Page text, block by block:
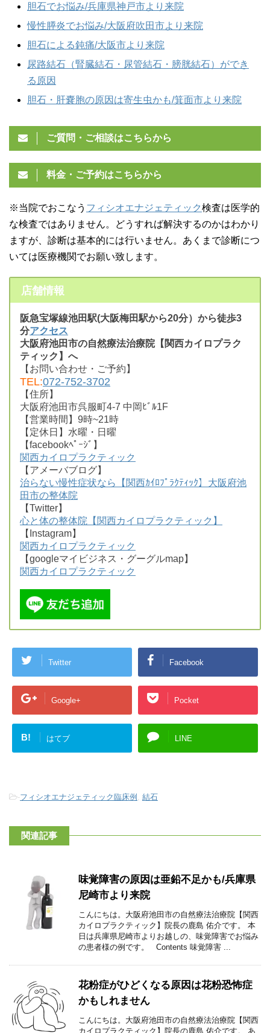
胆石でお悩み/兵庫県神戸市より来院
慢性膵炎でお悩み/大阪府吹田市より来院
胆石による鈍痛/大阪市より来院
尿路結石（腎臓結石・尿管結石・膀胱結石）ができ
る原因
胆石・肝嚢胞の原因は寄生虫かも/箕面市より来院
ご質問・ご相談はこちらから
料金・ご予約はこちらから
※当院でおこなう フィシオエナジェティック検査は医学的
な検査ではありません。どうすれば解決するのかはわかり
ますが、診断は基本的には行いません。あくまで診断につ
いては医療機関でお願い致します。
店舗情報
阪急宝塚線池田駅(大阪梅田駅から20分）から徒歩3
分アクセス
大阪府池田市の自然療法治療院【関西カイロプラク
ティック】へ
【お問い合わせ・ご予約】
TEL:072-752-3702
【住所】
大阪府池田市呉服町4-7 中岡ﾋﾞﾙ1F
【営業時間】9時~21時
【定休日】水曜・日曜
【facebookﾍﾟｰｼﾞ】
関西カイロプラクティック
【アメーバブログ】
治らない慢性症状なら【関西ｶｲﾛﾌﾟﾗｸﾃｨｯｸ】大阪府池
田市の整体院
【Twitter】
心と体の整体院【関西カイロプラクティック】
【Instagram】
関西カイロプラクティック
【googleマイビジネス・グーグルmap】
関西カイロプラクティック
Twitter Facebook
Google+ Pocket
B! はてブ LINE
-フィシオエナジェティック臨床例 , 結石
関連記事
味覚障害の原因は亜鉛不足かも/兵庫県
尼崎市より来院
こんにちは。大阪府池田市の自然療法治療院【関西
カイロプラクティック】院長の鹿島 佑介です。 本
日は兵庫県尼崎市よりお越しの、味覚障害でお悩み
の患者様の例です。 Contents 味覚障害 ...
花粉症がひどくなる原因は花粉恐怖症
かもしれません
こんにちは。大阪府池田市の自然療法治療院【関西
カイロプラクティック】院長の鹿島 佑介です。 あ